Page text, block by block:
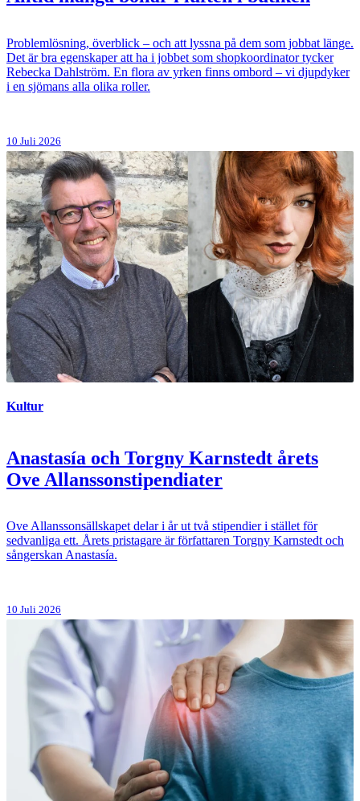
Problemlösning, överblick – och att lyssna på dem som jobbat länge.
Det är bra egenskaper att ha i jobbet som shopkoordinator tycker
Rebecka Dahlström. En flora av yrken finns ombord – vi djupdyker
i en sjömans alla olika roller.
10 Juli 2026
Kultur
Anastasía och Torgny Karnstedt årets
Ove Allanssonstipendiater
Ove Allanssonsällskapet delar i år ut två stipendier i stället för
sedvanliga ett. Årets pristagare är författaren Torgny Karnstedt och
sångerskan Anastasía.
10 Juli 2026